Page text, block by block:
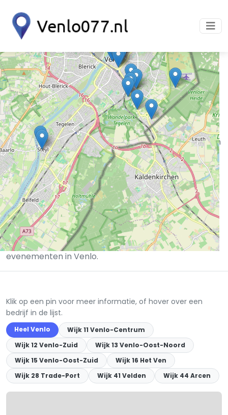
Restaurants in Venlo
169resultaten · Pagina 1
Restaurants in Venlo serveren maaltijden en dranken
voor consumptie ter plaatse, afhaalmaaltijden of
bezorging. Het aanbod varieert van à la carte,
dagmenu's, buffetten en lunches tot dinerdiensten en
groepsarrangementen. Gangbare keukenstijlen zijn
Nederlandse, Italiaanse, Aziatische, Mediterrane en
Indische keuken. Werkzaamheden omvatten koken,
bakken, grillen, frituren, mise en place, gardering en
bediening. Personeel bestaat doorgaans uit chefs,
souschefs, keukenmedewerkers, obers en
barmedewerkers. Sommige restaurants beschikken
over een terras, feestzaal of privéruimte voor
evenementen in Venlo.
Klik op een pin voor meer informatie, of hover over een
bedrijf in de lijst.
Heel Venlo
Wijk 11 Venlo-Centrum
Wijk 12 Venlo-Zuid
Wijk 13 Venlo-Oost-Noord
Wijk 15 Venlo-Oost-Zuid
Wijk 16 Het Ven
Wijk 28 Trade-Port
Wijk 41 Velden Wijk 44 Arcen
+
−